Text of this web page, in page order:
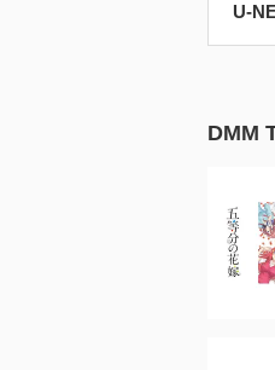
U-
DMM